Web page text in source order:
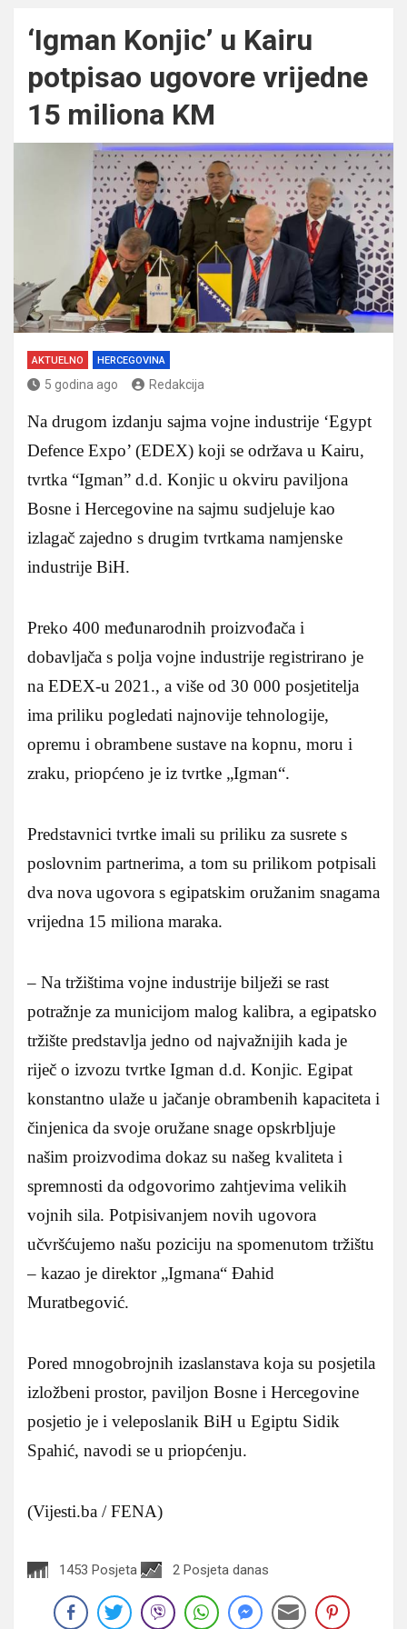
‘Igman Konjic’ u Kairu
potpisao ugovore vrijedne
15 miliona KM
AKTUELNO HERCEGOVINA
5 godina ago Redakcija
Na drugom izdanju sajma vojne industrije ‘Egypt
Defence Expo’ (EDEX) koji se održava u Kairu,
tvrtka “Igman” d.d. Konjic u okviru paviljona
Bosne i Hercegovine na sajmu sudjeluje kao
izlagač zajedno s drugim tvrtkama namjenske
industrije BiH.
Preko 400 međunarodnih proizvođača i
dobavljača s polja vojne industrije registrirano je
na EDEX-u 2021., a više od 30 000 posjetitelja
ima priliku pogledati najnovije tehnologije,
opremu i obrambene sustave na kopnu, moru i
zraku, priopćeno je iz tvrtke „Igman“.
Predstavnici tvrtke imali su priliku za susrete s
poslovnim partnerima, a tom su prilikom potpisali
dva nova ugovora s egipatskim oružanim snagama
vrijedna 15 miliona maraka.
– Na tržištima vojne industrije bilježi se rast
potražnje za municijom malog kalibra, a egipatsko
tržište predstavlja jedno od najvažnijih kada je
riječ o izvozu tvrtke Igman d.d. Konjic. Egipat
konstantno ulaže u jačanje obrambenih kapaciteta i
činjenica da svoje oružane snage opskrbljuje
našim proizvodima dokaz su našeg kvaliteta i
spremnosti da odgovorimo zahtjevima velikih
vojnih sila. Potpisivanjem novih ugovora
učvršćujemo našu poziciju na spomenutom tržištu
– kazao je direktor „Igmana“ Đahid
Muratbegović.
Pored mnogobrojnih izaslanstava koja su posjetila
izložbeni prostor, paviljon Bosne i Hercegovine
posjetio je i veleposlanik BiH u Egiptu Sidik
Spahić, navodi se u priopćenju.
(Vijesti.ba / FENA)
1453 Posjeta 2 Posjeta danas